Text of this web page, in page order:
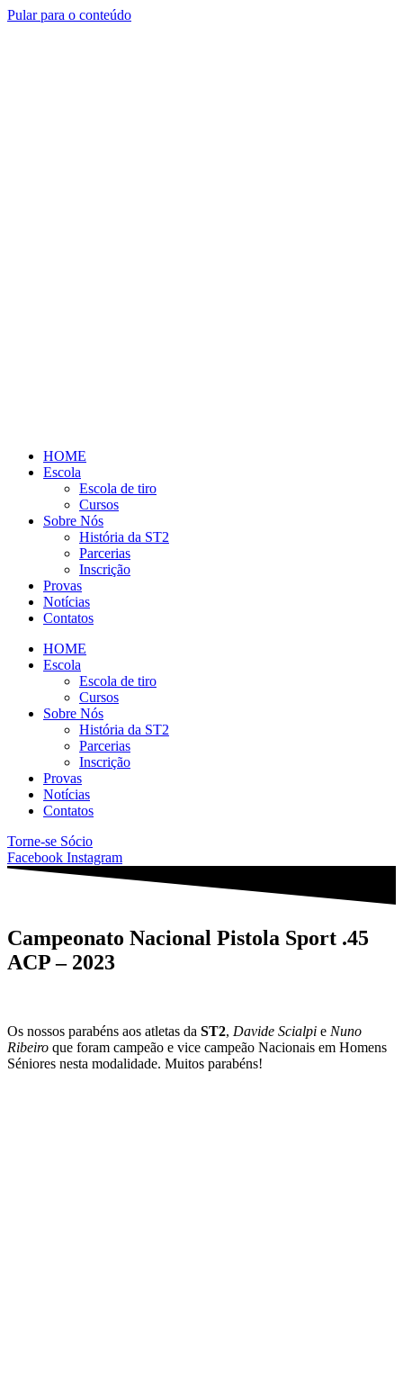
Pular para o conteúdo
HOME
Escola
Escola de tiro
Cursos
Sobre Nós
História da ST2
Parcerias
Inscrição
Provas
Notícias
Contatos
HOME
Escola
Escola de tiro
Cursos
Sobre Nós
História da ST2
Parcerias
Inscrição
Provas
Notícias
Contatos
Torne-se Sócio
Facebook Instagram
Campeonato Nacional Pistola Sport .45
ACP – 2023
Os nossos parabéns aos atletas da ST2, Davide Scialpi e Nuno
Ribeiro que foram campeão e vice campeão Nacionais em Homens
Séniores nesta modalidade. Muitos parabéns!